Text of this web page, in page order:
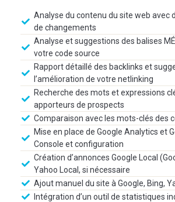
Analyse du contenu du site web avec
de changements
Analyse et suggestions des balises
votre code source
Rapport détaillé des backlinks et
l’amélioration de votre netlinking
Recherche des mots et expressions
apporteurs de prospects
Comparaison avec les mots-clés des
Mise en place de Google Analytics et
Console et configuration
Création d’annonces Google Local
Yahoo Local, si nécessaire
Ajout manuel du site à Google, Bing,
Intégration d’un outil de statistiques